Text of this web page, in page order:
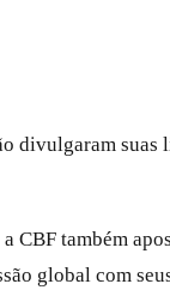
também
global com